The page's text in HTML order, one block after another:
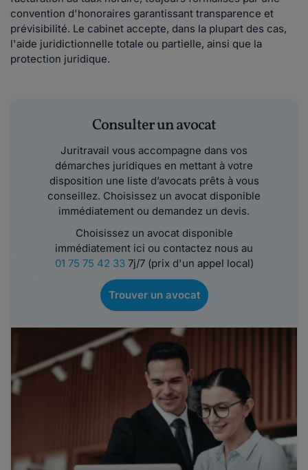
convention d'honoraires garantissant transparence et
prévisibilité. Le cabinet accepte, dans la plupart des cas,
l'aide juridictionnelle totale ou partielle, ainsi que la
protection juridique.
Consulter un avocat
Juritravail vous accompagne dans vos
démarches juridiques en mettant à votre
disposition une liste d’avocats prêts à vous
conseillez. Choisissez un avocat disponible
immédiatement ou demandez un devis.
Choisissez un avocat disponible
immédiatement ici ou contactez nous au
01 75 75 42 337j/7 (prix d'un appel local)
Trouver un avocat